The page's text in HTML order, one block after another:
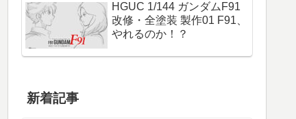
HGUC 1/144 ガンダムF91
改修・全塗装 製作01 F91、
やれるのか！？
新着記事